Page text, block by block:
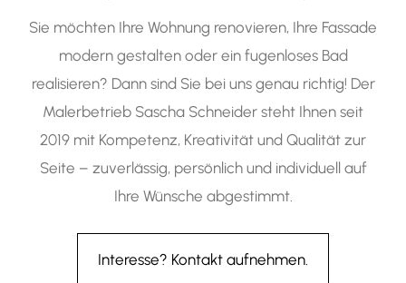
Sie möchten Ihre Wohnung renovieren, Ihre Fassade
modern gestalten oder ein fugenloses Bad
realisieren? Dann sind Sie bei uns genau richtig! Der
Malerbetrieb Sascha Schneider steht Ihnen seit
2019 mit Kompetenz, Kreativität und Qualität zur
Seite – zuverlässig, persönlich und individuell auf
Ihre Wünsche abgestimmt.
Interesse? Kontakt aufnehmen.